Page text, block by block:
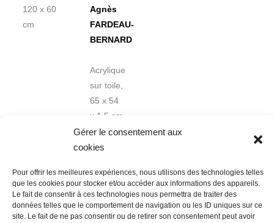
Gérer le consentement aux
cookies
Pour offrir les meilleures expériences, nous utilisons des technologies telles
que les cookies pour stocker et/ou accéder aux informations des appareils.
Le fait de consentir à ces technologies nous permettra de traiter des
données telles que le comportement de navigation ou les ID uniques sur ce
site. Le fait de ne pas consentir ou de retirer son consentement peut avoir
120 x 60
cm
Agnès
FARDEAU-
BERNARD
Acrylique
sur toile,
65 x 54
x 1,5 cm
Nous contacter Conditions Générales de Ventes